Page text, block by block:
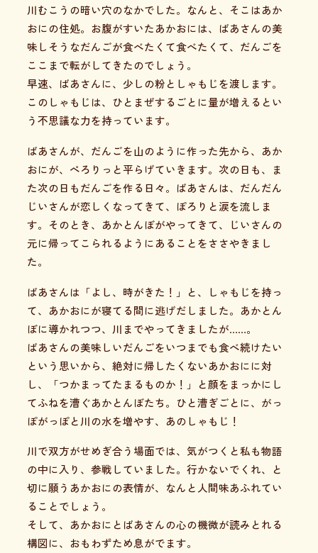
川むこうの暗い穴のなかでした。なんと、そこはあか
おにの住処。お腹がすいたあかおには、ばあさんの美
味しそうなだんごが食べたくて食べたくて、だんごを
ここまで転がしてきたのでしょう。
早速、ばあさんに、少しの粉としゃもじを渡します。
このしゃもじは、ひとまぜするごとに量が増えるとい
う不思議な力を持っています。
ばあさんが、だんごを山のように作った先から、あか
おにが、ぺろりっと平らげていきます。次の日も、ま
た次の日もだんごを作る日々。ばあさんは、だんだん
じいさんが恋しくなってきて、ぽろりと涙を流しま
す。そのとき、あかとんぼがやってきて、じいさんの
元に帰ってこられるようにあることをささやきまし
た。
ばあさんは「よし、時がきた！」と、しゃもじを持っ
て、あかおにが寝てる間に逃げだしました。あかとん
ぼに導かれつつ、川までやってきましたが……。
ばあさんの美味しいだんごをいつまでも食べ続けたい
という思いから、絶対に帰したくないあかおにに対
し、「つかまってたまるものか！」と顔をまっかにし
てふねを漕ぐあかとんぼたち。ひと漕ぎごとに、がっ
ぽがっぽと川の水を増やす、あのしゃもじ！
川で双方がせめぎ合う場面では、気がつくと私も物語
の中に入り、参戦していました。行かないでくれ、と
切に願うあかおにの表情が、なんと人間味あふれてい
ることでしょう。
そして、あかおにとばあさんの心の機微が読みとれる
構図に、おもわずため息がでます。